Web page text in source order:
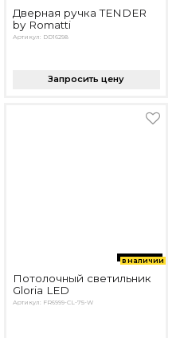
Дверная ручка TENDER
by Romatti
Артикул: DD16298
Запросить цену
в наличии
Потолочный светильник
Gloria LED
Артикул: FR6999-CL-75-W